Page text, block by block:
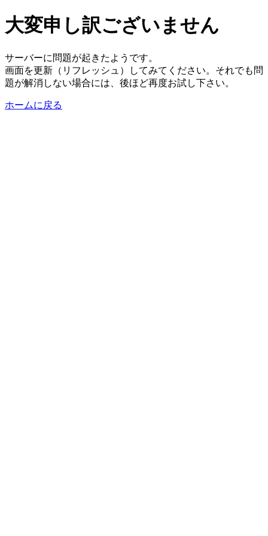
大変申し訳ございません
サーバーに問題が起きたようです。
画面を更新（リフレッシュ）してみてください。それでも問
題が解消しない場合には、後ほど再度お試し下さい。
ホームに戻る